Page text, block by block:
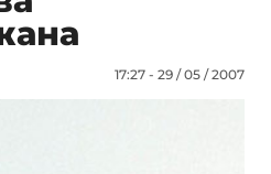
17:27 - 29 / 05 / 2007